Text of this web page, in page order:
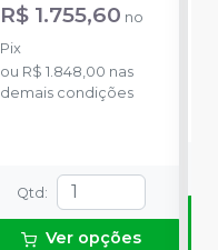
R$ 1.755,60 no
Pix
ou R$ 1.848,00 nas
demais condições
Qtd :
Ver opções